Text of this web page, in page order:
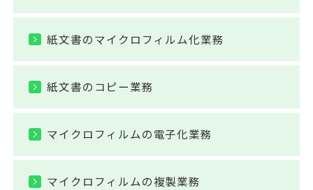
紙文書のマイクロフィルム化業務
紙文書のコピー業務
マイクロフィルムの電子化業務
マイクロフィルムの複製業務